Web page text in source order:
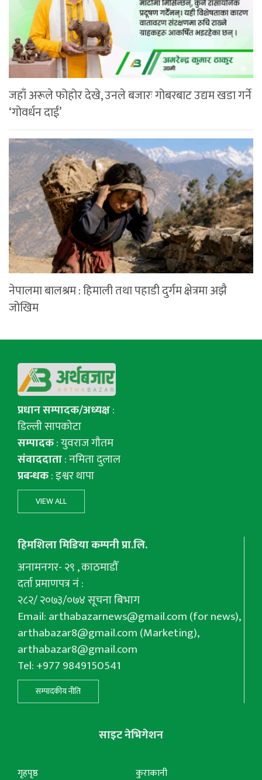
जहाँ अरूले फोहोर देखे, उनले बजारः गोबरबाट उद्यम खडा गर्ने
‘गोवर्धन दाई’
नेपालमा बालश्रम : हिमाली तथा पहाडी दुर्गम क्षेत्रमा अझै
जोखिम
प्रधान सम्पादक/अध्यक्ष:
डिल्ली सापकोटा
सम्पादक: युवराज गाैतम
संवाददाता: नमिता दुलाल
प्रबन्धक: इश्वर थापा
VIEW ALL
हिमशिला मिडिया कम्पनी प्रा.लि.
अनामनगर- २९ , काठमाडौँ
दर्ता प्रमाणपत्र नं :
२८२/ २०७३/०७४ सूचना बिभाग
Email:arthabazarnews@gmail.com(for news),
arthabazar8@gmail.com(Marketing),
arthabazar8@gmail.com
Tel: +977 9849150541
सम्पादकीय नीति
साइट नेभिगेशन
गृहपृष्ठ कुराकानी